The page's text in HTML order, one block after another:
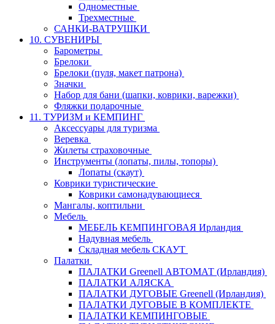
Одноместные
Трехместные
САНКИ-ВАТРУШКИ
10. СУВЕНИРЫ
Барометры
Брелоки
Брелоки (пуля, макет патрона)
Значки
Набор для бани (шапки, коврики, варежки)
Фляжки подарочные
11. ТУРИЗМ и КЕМПИНГ
Аксессуары для туризма
Веревка
Жилеты страховочные
Инструменты (лопаты, пилы, топоры)
Лопаты (скаут)
Коврики туристические
Коврики самонадувающиеся
Мангалы, коптильни
Мебель
МЕБЕЛЬ КЕМПИНГОВАЯ Ирландия
Надувная мебель
Складная мебель СКАУТ
Палатки
ПАЛАТКИ Greenell АВТОМАТ (Ирландия)
ПАЛАТКИ АЛЯСКА
ПАЛАТКИ ДУГОВЫЕ Greenell (Ирландия)
ПАЛАТКИ ДУГОВЫЕ В КОМПЛЕКТЕ
ПАЛАТКИ КЕМПИНГОВЫЕ